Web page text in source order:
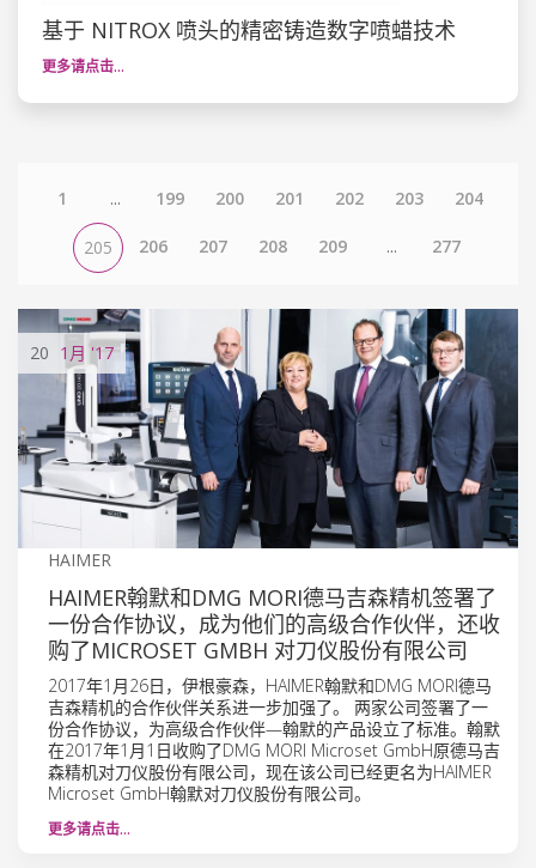
基于 NITROX 喷头的精密铸造数字喷蜡技术
更多请点击…
1 ... 199 200 201 202 203 204
205 206 207 208 209 ... 277
20 1月 '17
HAIMER
HAIMER翰默和DMG MORI德马吉森精机签署了
一份合作协议，成为他们的高级合作伙伴，还收
购了MICROSET GMBH 对刀仪股份有限公司
2017年1月26日，伊根豪森，HAIMER翰默和DMG MORI德马
吉森精机的合作伙伴关系进一步加强了。 两家公司签署了一
份合作协议，为高级合作伙伴—翰默的产品设立了标准。翰默
在2017年1月1日收购了DMG MORI Microset GmbH原德马吉
森精机对刀仪股份有限公司，现在该公司已经更名为HAIMER
Microset GmbH翰默对刀仪股份有限公司。
更多请点击…